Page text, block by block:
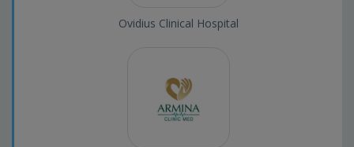
Ovidius Clinical Hospital